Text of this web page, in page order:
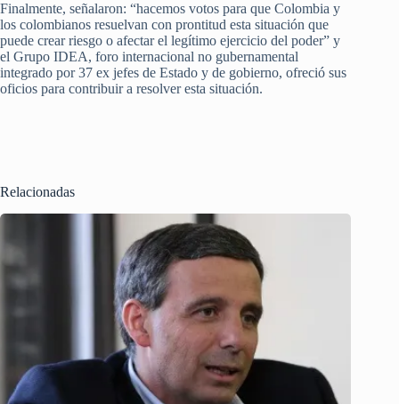
Finalmente, señalaron: “hacemos votos para que Colombia y
los colombianos resuelvan con prontitud esta situación que
puede crear riesgo o afectar el legítimo ejercicio del poder” y
el Grupo IDEA, foro internacional no gubernamental
integrado por 37 ex jefes de Estado y de gobierno, ofreció sus
oficios para contribuir a resolver esta situación.
Relacionadas